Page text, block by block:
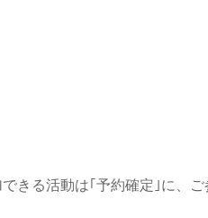
きる活動は｢予約確定｣に、